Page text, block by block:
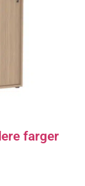
farger